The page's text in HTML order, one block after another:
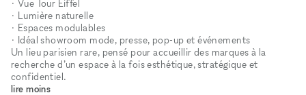
• Vue Tour Eiffel
• Lumière naturelle
• Espaces modulables
• Idéal showroom mode, presse, pop-up et événements
Un lieu parisien rare, pensé pour accueillir des marques à la
recherche d’un espace à la fois esthétique, stratégique et
confidentiel.
lire moins